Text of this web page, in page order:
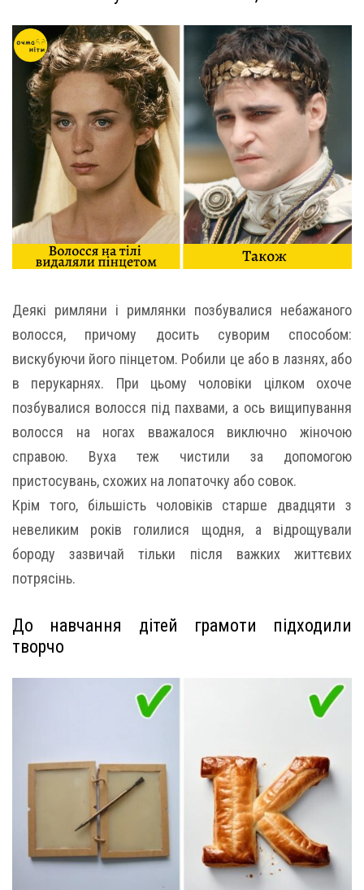
Деякі римляни і римлянки позбувалися небажаного
волосся, причому досить суворим способом:
вискубуючи його пінцетом. Робили це або в лазнях, або
в перукарнях. При цьому чоловіки цілком охоче
позбувалися волосся під пахвами, а ось вищипування
волосся на ногах вважалося виключно жіночою
справою. Вуха теж чистили за допомогою
пристосувань, схожих на лопаточку або совок.
Крім того, більшість чоловіків старше двадцяти з
невеликим років голилися щодня, а відрощували
бороду зазвичай тільки після важких життєвих
потрясінь.
До навчання дітей грамоти підходили
творчо